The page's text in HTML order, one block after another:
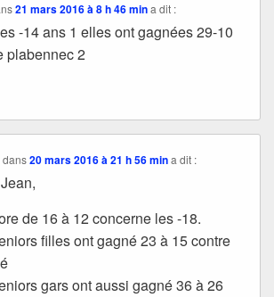
21 mars 2016 à 8 h 46 min a dit :
-14 ans 1 elles ont gagnées 29-10
plabennec 2
dans20 mars 2016 à 21 h 56 min a dit :
de 16 à 12 concerne les -18.
filles ont gagné 23 à 15 contre
gars ont aussi gagné 36 à 26